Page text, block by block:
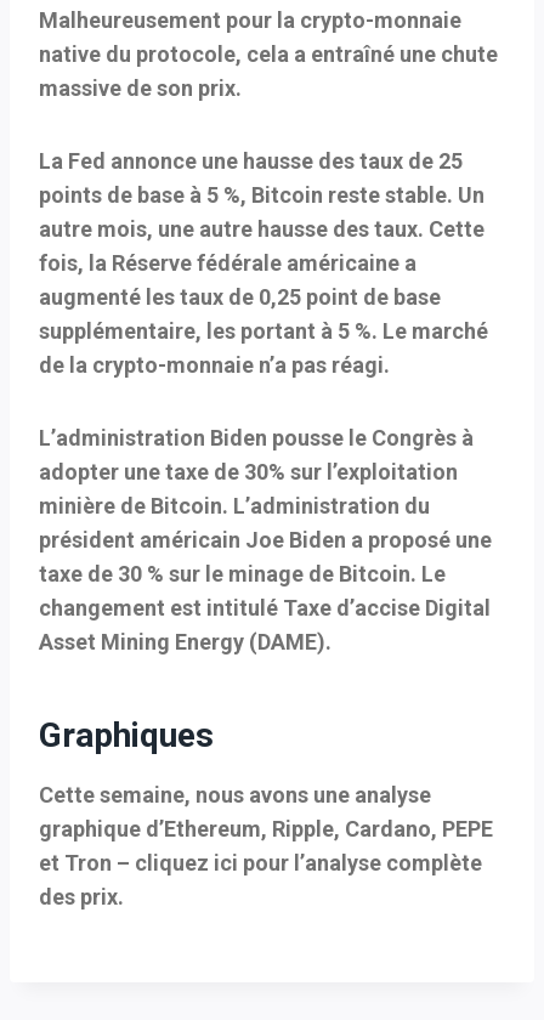
Malheureusement pour la crypto-monnaie
native du protocole, cela a entraîné une chute
massive de son prix.
La Fed annonce une hausse des taux de 25
points de base à 5 %, Bitcoin reste stable. Un
autre mois, une autre hausse des taux. Cette
fois, la Réserve fédérale américaine a
augmenté les taux de 0,25 point de base
supplémentaire, les portant à 5 %. Le marché
de la crypto-monnaie n’a pas réagi.
L’administration Biden pousse le Congrès à
adopter une taxe de 30% sur l’exploitation
minière de Bitcoin. L’administration du
président américain Joe Biden a proposé une
taxe de 30 % sur le minage de Bitcoin. Le
changement est intitulé Taxe d’accise Digital
Asset Mining Energy (DAME).
Graphiques
Cette semaine, nous avons une analyse
graphique d’Ethereum, Ripple, Cardano, PEPE
et Tron – cliquez ici pour l’analyse complète
des prix.